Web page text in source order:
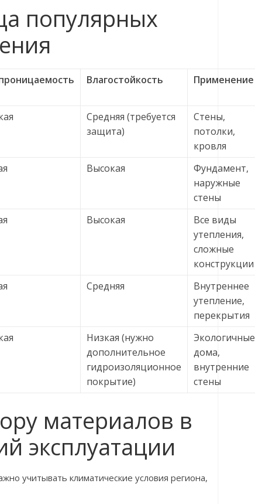
популярных
Влагостойкость Применение
Средняя (требуется
защита)
Стены,
потолки,
кровля
Высокая
Фундамент,
наружные
стены
Высокая
Все виды
утепления,
сложные
конструкции
Средняя
Внутреннее
утепление,
перекрытия
Низкая (нужно
дополнительное
гидроизоляционное
покрытие)
Экологичные
дома,
внутренние
стены
материалов в
эксплуатации
учитывать климатические условия региона,